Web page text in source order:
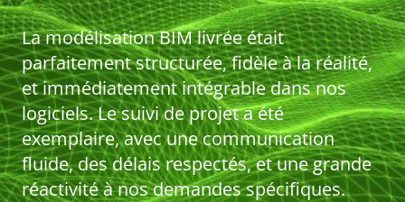
La modélisation BIM livrée était
parfaitement structurée, fidèle à la réalité,
et immédiatement intégrable dans nos
logiciels. Le suivi de projet a été
exemplaire, avec une communication
fluide, des délais respectés, et une grande
réactivité à nos demandes spécifiques.